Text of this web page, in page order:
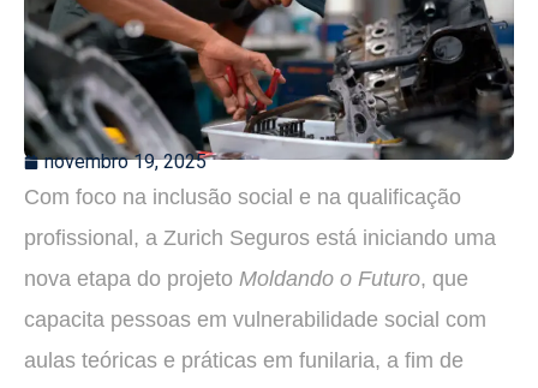
novembro 19, 2025
Com foco na inclusão social e na qualificação
profissional, a Zurich Seguros está iniciando uma
nova etapa do projeto Moldando o Futuro, que
capacita pessoas em vulnerabilidade social com
aulas teóricas e práticas em funilaria, a fim de